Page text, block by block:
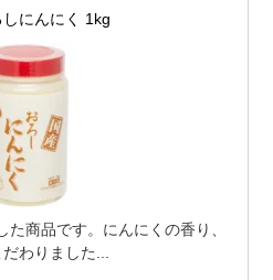
にんにく 1kg
た商品です。にんにくの香り、
わりました...